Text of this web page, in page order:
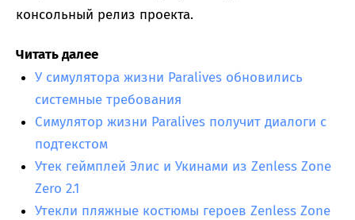
консольный релиз проекта.
Читать далее
У симулятора жизни Paralives обновились
системные требования
Симулятор жизни Paralives получит диалоги с
подтекстом
Утек геймплей Элис и Укинами из Zenless Zone
Zero 2.1
Утекли пляжные костюмы героев Zenless Zone